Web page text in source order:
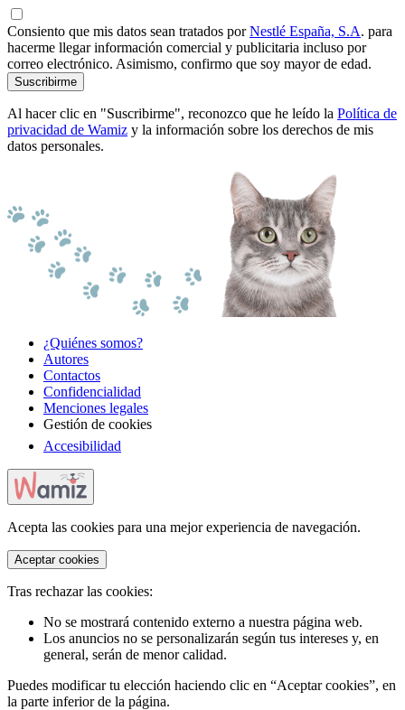
Consiento que mis datos sean tratados porNestlé España, S.A. para
hacerme llegar información comercial y publicitaria incluso por
correo electrónico. Asimismo, confirmo que soy mayor de edad.
Suscribirme
Al hacer clic en "Suscribirme", reconozco que he leído la Política de
privacidad de Wamiz y la información sobre los derechos de mis
datos personales.
¿Quiénes somos?
Autores
Contactos
Confidencialidad
Menciones legales
Gestión de cookies
Accesibilidad
Acepta las cookies para una mejor experiencia de navegación.
Aceptar cookies
Tras rechazar las cookies:
No se mostrará contenido externo a nuestra página web.
Los anuncios no se personalizarán según tus intereses y, en
general, serán de menor calidad.
Puedes modificar tu elección haciendo clic en “Aceptar cookies”, en
la parte inferior de la página.